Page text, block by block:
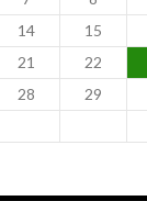
14 15
21 22
28 29